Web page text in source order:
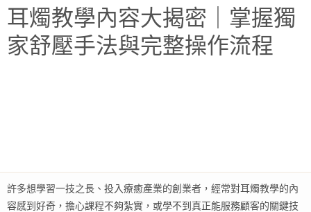
耳燭教學內容大揭密｜掌握獨
家舒壓手法與完整操作流程
許多想學習一技之長、投入療癒產業的創業者，經常對耳燭教學的內
容感到好奇，擔心課程不夠紮實，或學不到真正能服務顧客的關鍵技